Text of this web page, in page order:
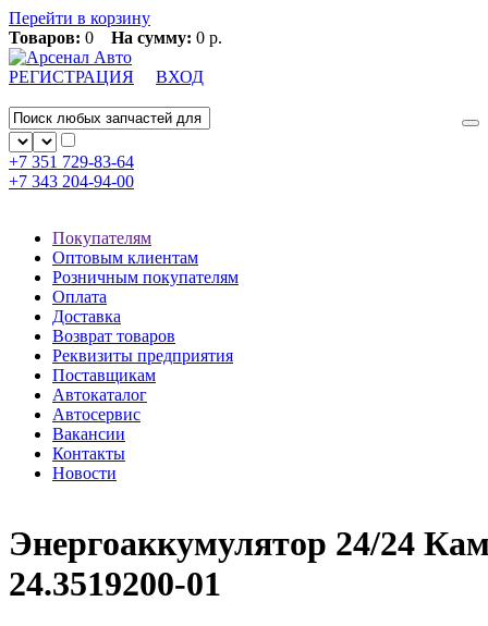
Перейти в корзину
Товаров: 0 На сумму: 0 р.
РЕГИСТРАЦИЯ ВХОД
+7 351 729-83-64
+7 343 204-94-00
Покупателям
Оптовым клиентам
Розничным покупателям
Оплата
Доставка
Возврат товаров
Реквизиты предприятия
Поставщикам
Автокаталог
Автосервис
Вакансии
Контакты
Новости
Энергоаккумулятор 24/24
24.3519200-01